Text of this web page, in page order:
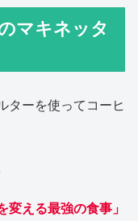
マキネッタ
ターを使ってコーヒ
える最強の食事」